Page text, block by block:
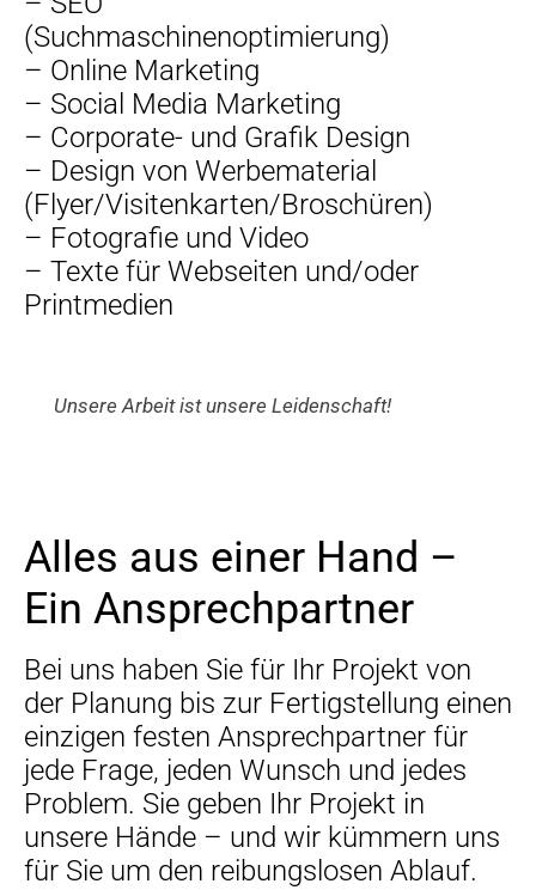
(Suchmaschinenoptimierung)
– Online Marketing
– Social Media Marketing
– Corporate- und Grafik Design
– Design von Werbematerial
(Flyer/Visitenkarten/Broschüren)
– Fotografie und Video
– Texte für Webseiten und/oder
Printmedien
Unsere Arbeit ist unsere Leidenschaft!
Alles aus einer Hand –
Ein Ansprechpartner
Bei uns haben Sie für Ihr Projekt von
der Planung bis zur Fertigstellung einen
einzigen festen Ansprechpartner für
jede Frage, jeden Wunsch und jedes
Problem. Sie geben Ihr Projekt in
unsere Hände – und wir kümmern uns
für Sie um den reibungslosen Ablauf.